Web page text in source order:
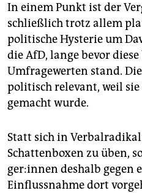
In einem Punkt ist der
schließlich trotz allem
politische Hysterie um
die AfD, lange bevor
Umfragewerten stand.
politisch relevant, weil
gemacht wurde.
Statt sich in
Schattenboxen zu üben,
ge­r:in­nen deshalb gegen
Einflussnahme dort